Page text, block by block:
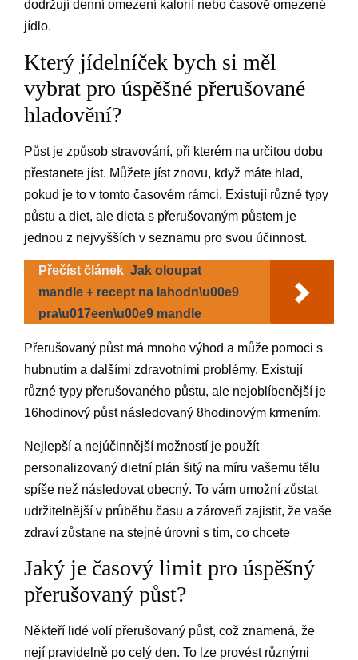
dodržují denní omezení kalorií nebo časově omezené
jídlo.
Který jídelníček bych si měl
vybrat pro úspěšné přerušované
hladovění?
Půst je způsob stravování, při kterém na určitou dobu
přestanete jíst. Můžete jíst znovu, když máte hlad,
pokud je to v tomto časovém rámci. Existují různé typy
půstu a diet, ale dieta s přerušovaným půstem je
jednou z nejvyšších v seznamu pro svou účinnost.
Přečíst článek Jak oloupat
mandle + recept na lahodn\u00e9
pra\u017een\u00e9 mandle
Přerušovaný půst má mnoho výhod a může pomoci s
hubnutím a dalšími zdravotními problémy. Existují
různé typy přerušovaného půstu, ale nejoblíbenější je
16hodinový půst následovaný 8hodinovým krmením.
Nejlepší a nejúčinnější možností je použít
personalizovaný dietní plán šitý na míru vašemu tělu
spíše než následovat obecný. To vám umožní zůstat
udržitelnější v průběhu času a zároveň zajistit, že vaše
zdraví zůstane na stejné úrovni s tím, co chcete
Jaký je časový limit pro úspěšný
přerušovaný půst?
Někteří lidé volí přerušovaný půst, což znamená, že
nejí pravidelně po celý den. To lze provést různými